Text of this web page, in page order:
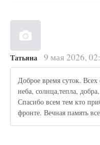
Татьяна 9 мая 2026,
Доброе время суток.
неба, солнца,тепла,
Спасибо всем тем кто
фронте. Вечная память